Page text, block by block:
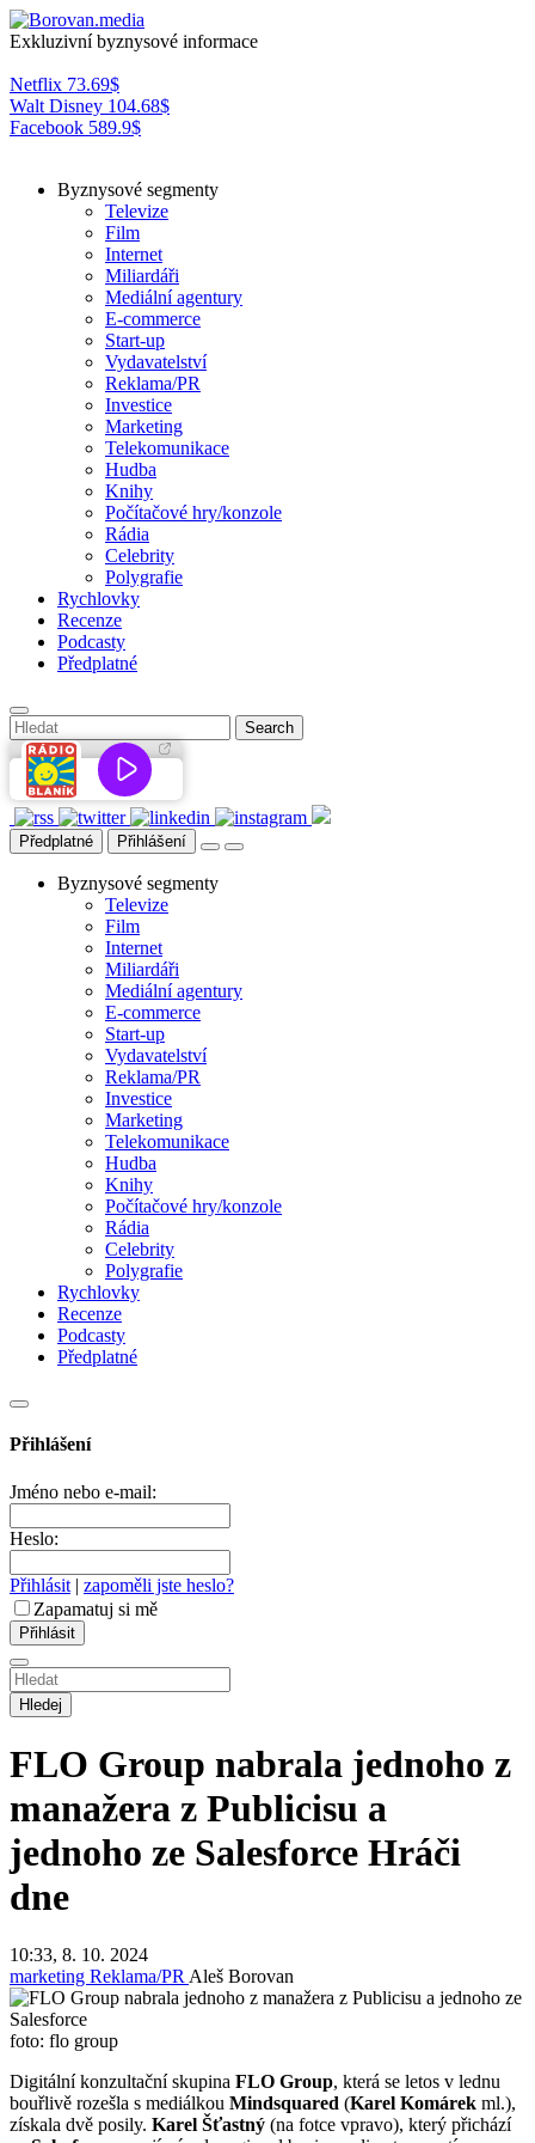
Exkluzivní byznysové informace
Netflix 73.69$
Walt Disney 104.68$
Facebook 589.9$
Byznysové segmenty
Televize
Film
Internet
Miliardáři
Mediální agentury
E-commerce
Start-up
Vydavatelství
Reklama/PR
Investice
Marketing
Telekomunikace
Hudba
Knihy
Počítačové hry/konzole
Rádia
Celebrity
Polygrafie
Rychlovky
Recenze
Podcasty
Předplatné
Předplatné Přihlášení
Byznysové segmenty
Televize
Film
Internet
Miliardáři
Mediální agentury
E-commerce
Start-up
Vydavatelství
Reklama/PR
Investice
Marketing
Telekomunikace
Hudba
Knihy
Počítačové hry/konzole
Rádia
Celebrity
Polygrafie
Rychlovky
Recenze
Podcasty
Předplatné
Přihlášení
Jméno nebo e-mail:
Heslo:
Přihlásit | zapoměli jste heslo?
Zapamatuj si mě
Hledej
FLO Group nabrala jednoho z
manažera z Publicisu a
jednoho ze Salesforce Hráči
dne
10:33, 8. 10. 2024
marketing Reklama/PRAleš Borovan
foto: flo group
Digitální konzultační skupina FLO Group, která se letos v lednu
bouřlivě rozešla s mediálkou Mindsquared (Karel Komárek ml.),
získala dvě posily. Karel Šťastný (na fotce vpravo), který přichází